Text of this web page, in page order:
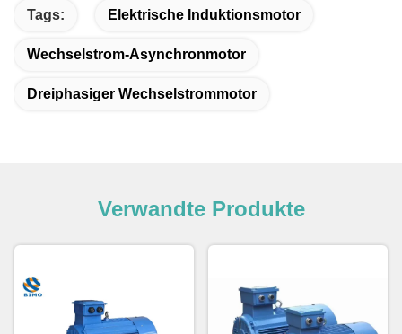
Tags: Elektrische Induktionsmotor
Wechselstrom-Asynchronmotor
Dreiphasiger Wechselstrommotor
Verwandte Produkte